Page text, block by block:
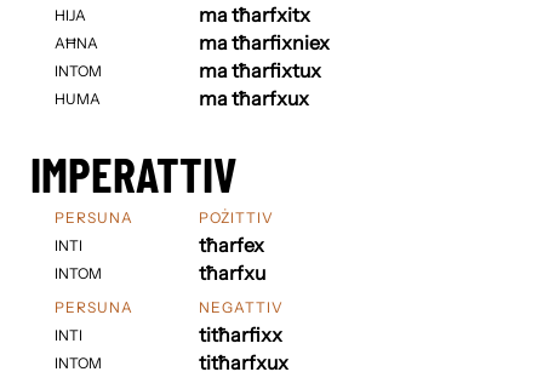
HIJA
AĦNA
INTOM
HUMA
ma tħarfxitx
ma tħarfixniex
ma tħarfixtux
ma tħarfxux
IMPERATTIV
PERSUNA
INTI
INTOM
POŻITTIV
tħarfex
tħarfxu
PERSUNA
INTI
INTOM
NEGATTIV
titħarfixx
titħarfxux